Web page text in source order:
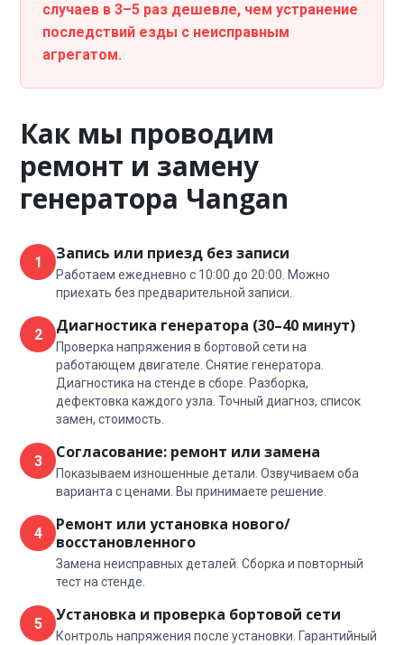
случаев в 3–5 раз дешевле, чем устранение
последствий езды с неисправным
агрегатом.
Как мы проводим
ремонт и замену
генератора Чangan
1 Запись или приезд без записи
Работаем ежедневно с 10:00 до 20:00. Можно
приехать без предварительной записи.
2 Диагностика генератора (30–40 минут)
Проверка напряжения в бортовой сети на
работающем двигателе. Снятие генератора.
Диагностика на стенде в сборе. Разборка,
дефектовка каждого узла. Точный диагноз, список
замен, стоимость.
3 Согласование: ремонт или замена
Показываем изношенные детали. Озвучиваем оба
варианта с ценами. Вы принимаете решение.
4
Ремонт или установка нового/
восстановленного
Замена неисправных деталей. Сборка и повторный
тест на стенде.
5 Установка и проверка бортовой сети
Контроль напряжения после установки. Гарантийный